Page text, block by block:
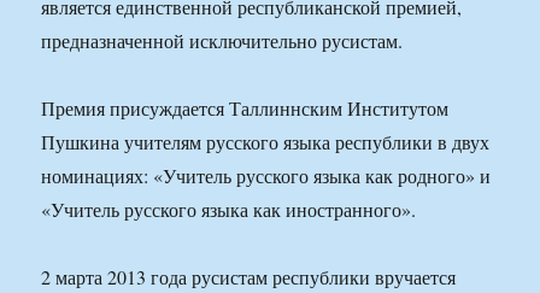
является единственной республиканской премией,
предназначенной исключительно русистам.
Премия присуждается Таллиннским Институтом
Пушкина учителям русского языка республики в двух
номинациях: «Учитель русского языка как родного» и
«Учитель русского языка как иностранного».
2 марта 2013 года русистам республики вручается